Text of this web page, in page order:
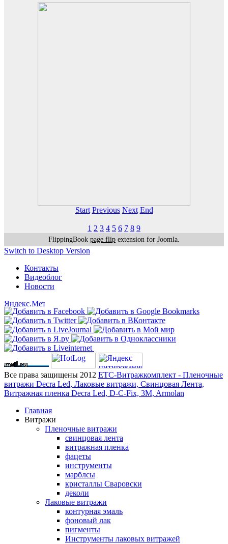
Start Previous Next End
1 2 3 4 5 6 7 8 9
FlippingBook page flip extension for Joomla.
Switch to Desktop Version
Контакты
Видеоблог
Новости
Все права защищены 2012 ЕТС-Витражкомплект - Пленочные
витражи Decra Led, Лаковые витражи, Свинцовая Лента,
Витражная пленка Decra Led, D-C-Fix, 3M, Armolan
Главная
Витражи
Пленочные витражи
свинцовая лента
витражная пленка
фацеты
инструменты
марблсы
кристаллы Сваровски
деколи
Лаковые витражи
контурная эмаль
фоновый лак
пигменты
Инструменты лаковых витражей